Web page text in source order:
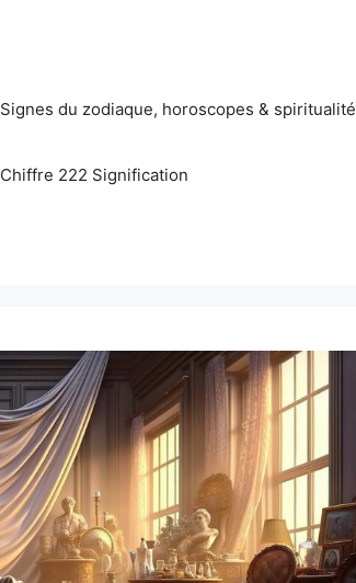
Signes du zodiaque, horoscopes & spiritualité
Chiffre 222 Signification